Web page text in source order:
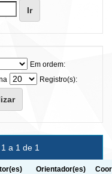
Em ordem:
Registro(s):
a 1 de 1
Orientador(es)